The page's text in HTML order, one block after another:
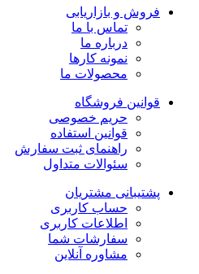
فروش و بازاریابی
تماس با ما
درباره ما
نمونه کارها
محصولات ما
قوانین فروشگاه
حریم خصوصی
قوانین استفاده
راهنمای ثبت سفارش
سئوالات متداول
پشتیبانی مشتریان
حساب کاربری
اطلاعات کاربری
سفارشات شما
مشاوره آنلاین